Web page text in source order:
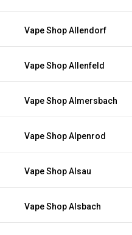
Vape Shop Allendorf
Vape Shop Allenfeld
Vape Shop Almersbach
Vape Shop Alpenrod
Vape Shop Alsau
Vape Shop Alsbach